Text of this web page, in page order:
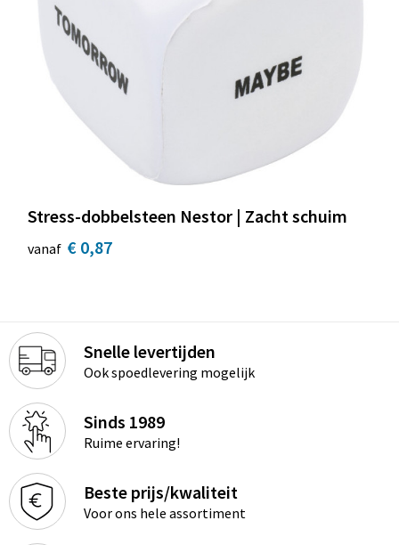
Stress-dobbelsteen Nestor | Zacht schuim
vanaf € 0,87
Snelle levertijden
Ook spoedlevering mogelijk
Sinds 1989
Ruime ervaring!
Beste prijs/kwaliteit
Voor ons hele assortiment